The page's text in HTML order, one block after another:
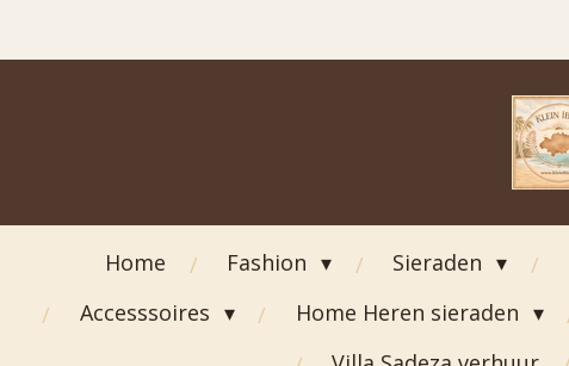
Home Fashion Sieraden
Accesssoires
Home Heren sieraden